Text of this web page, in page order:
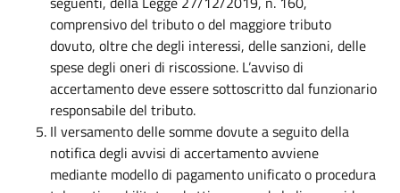
comprensivo del tributo o del maggiore tributo
dovuto, oltre che degli interessi, delle sanzioni, delle
spese degli oneri di riscossione. L’avviso di
accertamento deve essere sottoscritto dal funzionario
responsabile del tributo.
Il versamento delle somme dovute a seguito della
notifica degli avvisi di accertamento avviene
mediante modello di pagamento unificato o procedura